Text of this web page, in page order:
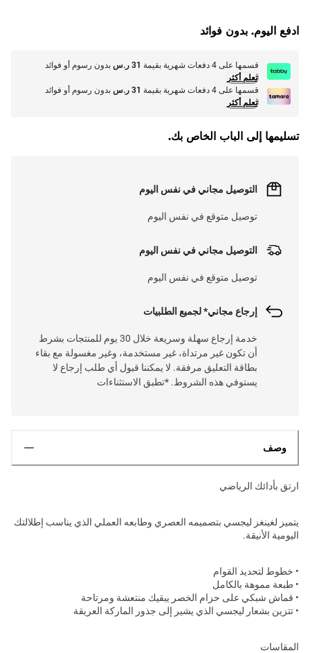
ادفع اليوم. بدون فوائد
قسمها على 4 دفعات شهرية بقيمة 31 ر.س
بدون رسوم أو فوائد
تعلم أكثر
قسمها على 4 دفعات شهرية بقيمة
31 ر.س
بدون رسوم أو فوائد
تعلم أكثر
تسليمها إلى الباب الخاص بك.
التوصيل مجاني في نفس اليوم
توصيل متوقع في نفس اليوم
التوصيل مجاني في نفس اليوم
توصيل متوقع في نفس اليوم
إرجاع مجاني* لجميع الطلبيات
خدمة إرجاع سهلة وسريعة خلال 30 يوم للمنتجات بشرط
أن تكون غير مرتداة، غير مستخدمة، وغير مغسولة مع بقاء
بطاقة التعليق مرفقة. لا يمكننا قبول أي طلب إرجاع لا
يستوفي هذه الشروط. *تطبق الاستثناءات
وصف
ارتق بأدائك الرياضي
يتميز لغينغز ليجسي بتصميمه العصري وطابعه العملي الذي يناسب إطلالتك
اليومية الأنيقة.
• خطوط لتحديد القوام
• طبعة مموهة بالكامل
• قماش شبكي على حزام الخصر يبقيك منتعشة ومرتاحة
• تتزين بشعار ليجسي الذي يشير إلى جذور الماركة العريقة
المقاسات